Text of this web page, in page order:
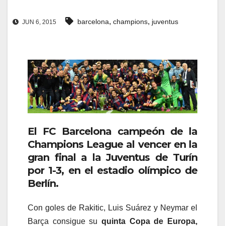
JUN 6, 2015 barcelona, champions, juventus
El FC Barcelona campeón de la
Champions League al vencer en la
gran final a la Juventus de Turín
por 1-3, en el estadio olímpico de
Berlín.
Con goles de Rakitic, Luis Suárez y Neymar el
Barça consigue su quinta Copa de Europa,